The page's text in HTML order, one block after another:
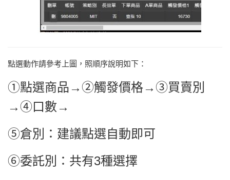
點選動作請參考上圖，照順序說明如下：
①點選商品→②觸發價格→③買賣別
→④口數→
⑤倉別：建議點選自動即可
⑥委託別：共有3種選擇